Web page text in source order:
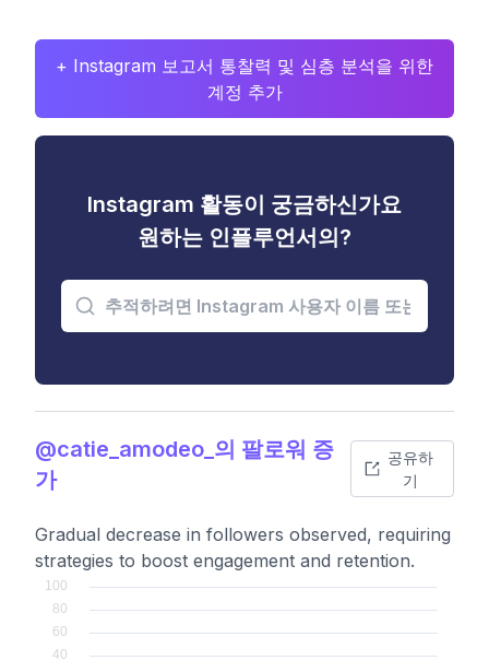
+ Instagram 보고서 통찰력 및 심층 분석을 위한
계정 추가
Instagram 활동이 궁금하신가요
원하는 인플루언서의?
@catie_amodeo_의 팔로워 증
가
공유하
기
Gradual decrease in followers observed, requiring
strategies to boost engagement and retention.